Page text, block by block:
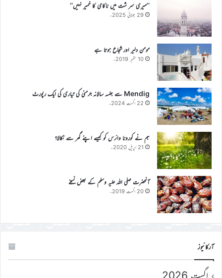
’’میری سر شت میں ناکامی کا خمیر نہیں‘‘
29 جولائی 2025ء
مومن دلیر اور شجاع ہوتا ہے
10 ستمبر 2019ء
Mendig سے جلسہ سالانہ جرمنی کی تیاری کی ایک رپورٹ
22 اگست 2024ء
ہم نے کورونا وائرس کو کیسے اپنے گھر سے نکالا؟
21 اپریل 2020ء
آنحضرت صلی اللہ علیہ وسلم کے بعض نسخے
20 اگست 2019ء
آرکائیوز
اگست 2026